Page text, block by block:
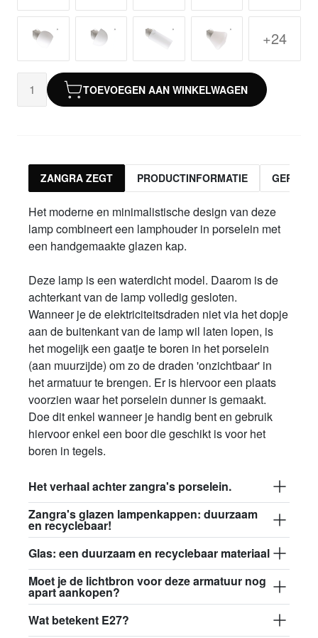
+24
TOEVOEGEN AAN WINKELWAGEN
ZANGRA ZEGT PRODUCTINFORMATIE
Het moderne en minimalistische design van deze
lamp combineert een lamphouder in porselein met
een handgemaakte glazen kap.
Deze lamp is een waterdicht model. Daarom is de
achterkant van de lamp volledig gesloten.
Wanneer je de elektriciteitsdraden niet via het dopje
aan de buitenkant van de lamp wil laten lopen, is
het mogelijk een gaatje te boren in het porselein
(aan muurzijde) om zo de draden 'onzichtbaar' in
het armatuur te brengen. Er is hiervoor een plaats
voorzien waar het porselein dunner is gemaakt.
Doe dit enkel wanneer je handig bent en gebruik
hiervoor enkel een boor die geschikt is voor het
boren in tegels.
Het verhaal achter zangra's porselein.
Zangra's glazen lampenkappen: duurzaam
en recyclebaar!
Glas: een duurzaam en recyclebaar materiaal
Moet je de lichtbron voor deze armatuur nog
apart aankopen?
Wat betekent E27?